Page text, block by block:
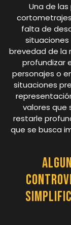
Una de
falta de
brevedad de la
profundizar
personajes o
situaciones
valores que
restarle
que se busca